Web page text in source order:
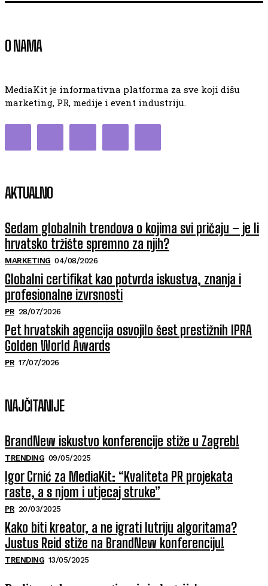
O NAMA
MediaKit je informativna platforma za sve koji dišu
marketing, PR, medije i event industriju.
AKTUALNO
Sedam globalnih trendova o kojima svi pričaju – je li
hrvatsko tržište spremno za njih?
MARKETING 04/08/2026
Globalni certifikat kao potvrda iskustva, znanja i
profesionalne izvrsnosti
PR 28/07/2026
Pet hrvatskih agencija osvojilo šest prestižnih IPRA
Golden World Awards
PR 17/07/2026
NAJČITANIJE
BrandNew iskustvo konferencije stiže u Zagreb!
TRENDING 09/05/2025
Igor Crnić za MediaKit: “Kvaliteta PR projekata
raste, a s njom i utjecaj struke”
PR 20/03/2025
Kako biti kreator, a ne igrati lutriju algoritama?
Justus Reid stiže na BrandNew konferenciju!
TRENDING 13/05/2025